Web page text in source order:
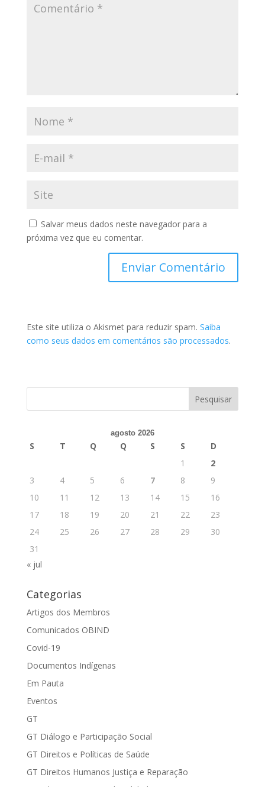
Salvar meus dados neste navegador para a
próxima vez que eu comentar.
Este site utiliza o Akismet para reduzir spam. Saiba
como seus dados em comentários são processados.
agosto 2026
S T Q Q S S
D
1
2
3
4 5 6 7 8
9
10
11 12 13 14 15
16
17
18 19 20 21 22
23
24
25 26 27 28 29
30
31
« jul
Categorias
Artigos dos Membros
Comunicados OBIND
Covid-19
Documentos Indígenas
Em Pauta
Eventos
GT
GT Diálogo e Participação Social
GT Direitos e Políticas de Saúde
GT Direitos Humanos Justiça e Reparação